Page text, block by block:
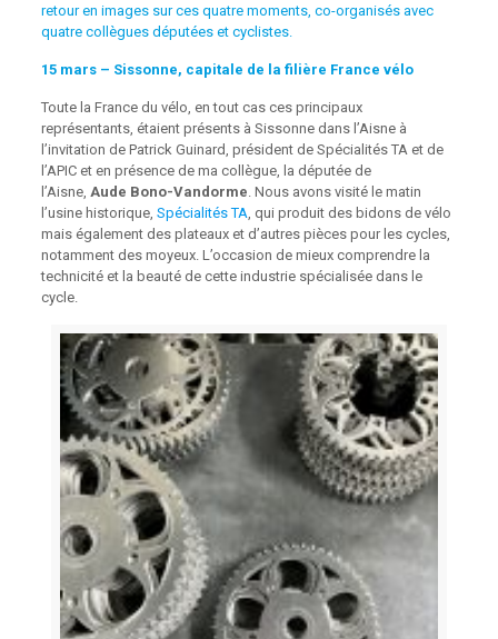
retour en images sur ces quatre moments, co-organisés avec
quatre collègues députées et cyclistes.
15 mars – Sissonne, capitale de la filière France vélo
Toute la France du vélo, en tout cas ces principaux
représentants, étaient présents à Sissonne dans l’Aisne à
l’invitation de Patrick Guinard, président de Spécialités TA et de
l’APIC et en présence de ma collègue, la députée de
l’Aisne, Aude Bono-Vandorme. Nous avons visité le matin
l’usine historique, Spécialités TA, qui produit des bidons de vélo
mais également des plateaux et d’autres pièces pour les cycles,
notamment des moyeux. L’occasion de mieux comprendre la
technicité et la beauté de cette industrie spécialisée dans le
cycle.